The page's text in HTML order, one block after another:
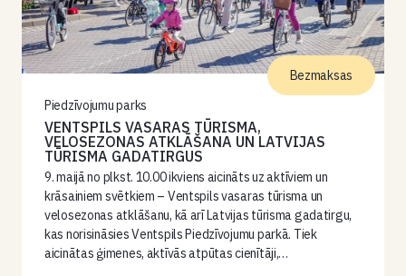
Piedzīvojumu parks
VENTSPILS VASARAS TŪRISMA,
VELOSEZONAS ATKLĀŠANA UN LATVIJAS
TŪRISMA GADATIRGUS
9. maijā no plkst. 10.00 ikviens aicināts uz aktīviem un
krāsainiem svētkiem – Ventspils vasaras tūrisma un
velosezonas atklāšanu, kā arī Latvijas tūrisma gadatirgu,
kas norisināsies Ventspils Piedzīvojumu parkā. Tiek
aicinātas ģimenes, aktīvās atpūtas cienītāji,…
Bezmaksas